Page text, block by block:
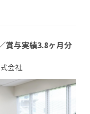
賞与実績3.8ヶ月分
会社